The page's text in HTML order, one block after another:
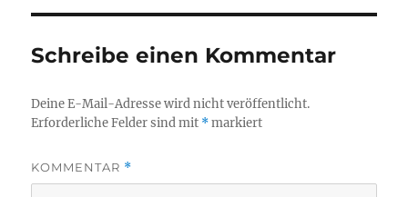
Schreibe einen Kommentar
Deine E-Mail-Adresse wird nicht veröffentlicht.
Erforderliche Felder sind mit *markiert
KOMMENTAR *